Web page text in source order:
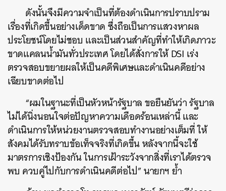
ดังนั้นจึงมีความจำเป็นที่ต้องดำเนินการปราบปราม
เรื่องที่เกิดขึ้นอย่างเด็ดขาด ซึ่งถือเป็นการแสวงหาผล
ประโยชน์โดยไม่ชอบ และเป็นส่วนสำคัญที่ทำให้เกิดภาวะ
ขาดแคลนน้ำมันทั่วประเทศ โดยได้สั่งการให้ DSI เร่ง
ตรวจสอบขยายผลให้เป็นคดีพิเศษและดำเนินคดีอย่าง
เฉียบขาดต่อไป
“ผมในฐานะที่เป็นหัวหน้ารัฐบาล ขอยืนยันว่า รัฐบาล
ไม่ได้นิ่งนอนใจต่อปัญหาความเดือดร้อนเหล่านี้ และ
ดำเนินการให้หน่วยงานตรวจสอบทำงานอย่างเต็มที่ ให้
สังคมได้รับทราบข้อเท็จจริงที่เกิดขึ้น หลังจากนี้จะใช้
มาตรการเชิงป้องกัน ในการเฝ้าระวังจากสิ่งที่เราได้ตรวจ
พบ ควบคู่ไปกับการดำเนินคดีต่อไป” นายกฯ ย้ำ